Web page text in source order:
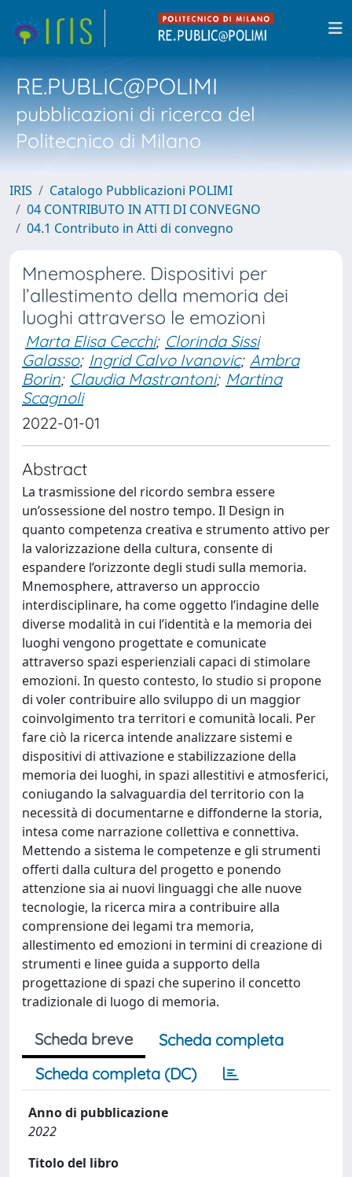
RE.PUBLIC@POLIMI
pubblicazioni di ricerca del
Politecnico di Milano
IRIS
Catalogo Pubblicazioni POLIMI
04 CONTRIBUTO IN ATTI DI CONVEGNO
04.1 Contributo in Atti di convegno
Mnemosphere. Dispositivi per
l’allestimento della memoria dei
luoghi attraverso le emozioni
Marta Elisa Cecchi; Clorinda Sissi
Galasso; Ingrid Calvo Ivanovic; Ambra
Borin; Claudia Mastrantoni; Martina
Scagnoli
2022-01-01
Abstract
La trasmissione del ricordo sembra essere
un’ossessione del nostro tempo. Il Design in
quanto competenza creativa e strumento attivo per
la valorizzazione della cultura, consente di
espandere l’orizzonte degli studi sulla memoria.
Mnemosphere, attraverso un approccio
interdisciplinare, ha come oggetto l’indagine delle
diverse modalità in cui l’identità e la memoria dei
luoghi vengono progettate e comunicate
attraverso spazi esperienziali capaci di stimolare
emozioni. In questo contesto, lo studio si propone
di voler contribuire allo sviluppo di un maggior
coinvolgimento tra territori e comunità locali. Per
fare ciò la ricerca intende analizzare sistemi e
dispositivi di attivazione e stabilizzazione della
memoria dei luoghi, in spazi allestitivi e atmosferici,
coniugando la salvaguardia del territorio con la
necessità di documentarne e diffonderne la storia,
intesa come narrazione collettiva e connettiva.
Mettendo a sistema le competenze e gli strumenti
offerti dalla cultura del progetto e ponendo
attenzione sia ai nuovi linguaggi che alle nuove
tecnologie, la ricerca mira a contribuire alla
comprensione dei legami tra memoria,
allestimento ed emozioni in termini di creazione di
strumenti e linee guida a supporto della
progettazione di spazi che superino il concetto
tradizionale di luogo di memoria.
Scheda breve
Scheda completa
Scheda completa (DC)
Anno di pubblicazione
2022
Titolo del libro